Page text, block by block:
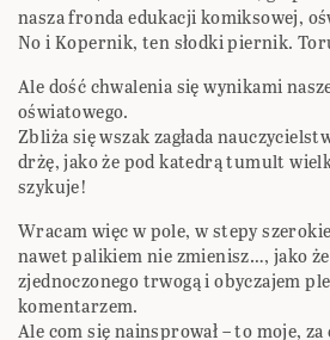
nasza fronda edukacji komiksowej,
No i Kopernik, ten słodki piernik.
Ale dość chwalenia się wynikami
oświatowego.
Zbliża się wszak zagłada
drżę, jako że pod katedrą tumult
szykuje!
Wracam więc w pole, w stepy
nawet palikiem nie zmienisz…, jako
zjednoczonego trwogą i obyczajem
komentarzem.
Ale com się nainsprował – to moje,